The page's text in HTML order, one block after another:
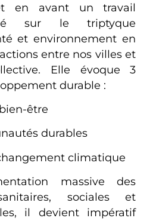
en avant un travail
sur le triptyque
et environnement en
entre nos villes et
Elle évoque 3
durable :
être
durables
climatique
massive des
sociales et
il devient impératif